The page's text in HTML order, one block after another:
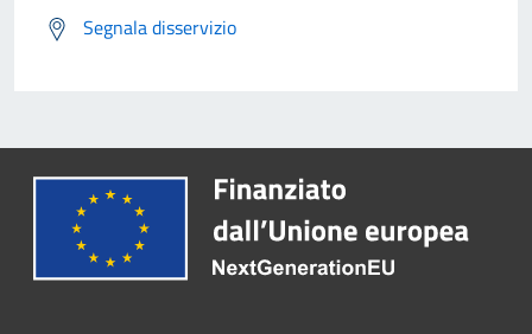
Segnala disservizio